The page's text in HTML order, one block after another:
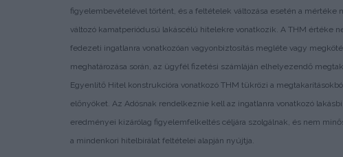
figyelembevételével történt, és a feltételek változása esetén a mértéke
változó kamatperiódusú lakáscélú hitelekre vonatkozik. A THM értéke
fedezeti ingatlanra vonatkozóan vagyonbiztosítás megléte vagy
meghatározása során, az ügyfél fizetési számláján elhelyezendő
Egyenlítő Hitel konstrukcióra vonatkozó THM tükrözi a
előnyöket. Az Adósnak rendelkeznie kell az ingatlanra vonatkozó
eredményei kizárólag figyelemfelkeltés céljára szolgálnak, és nem
a mindenkori hitelbírálat feltételei alapján nyújtja.